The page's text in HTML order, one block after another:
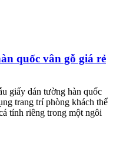
quốc vân gỗ giá rẻ
giấy dán tường hàn quốc
trang trí phòng khách thể
tính riêng trong một ngôi